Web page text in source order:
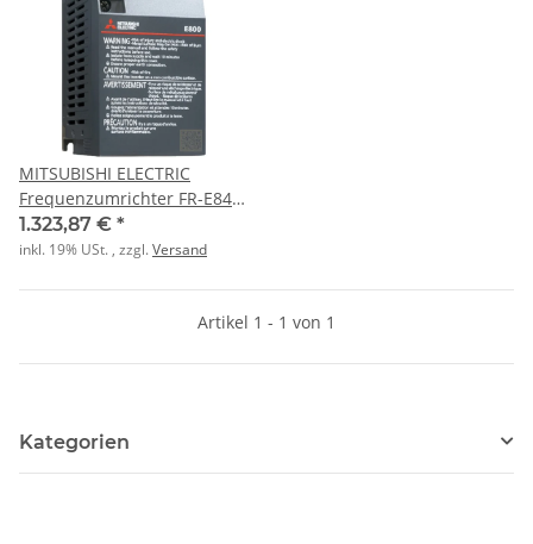
MITSUBISHI ELECTRIC
Frequenzumrichter FR-E840-
0120-4-60 5,5kW 3x380-480V
12A
1.323,87 € *
inkl. 19% USt. , zzgl.Versand
Artikel 1 - 1 von 1
Kategorien